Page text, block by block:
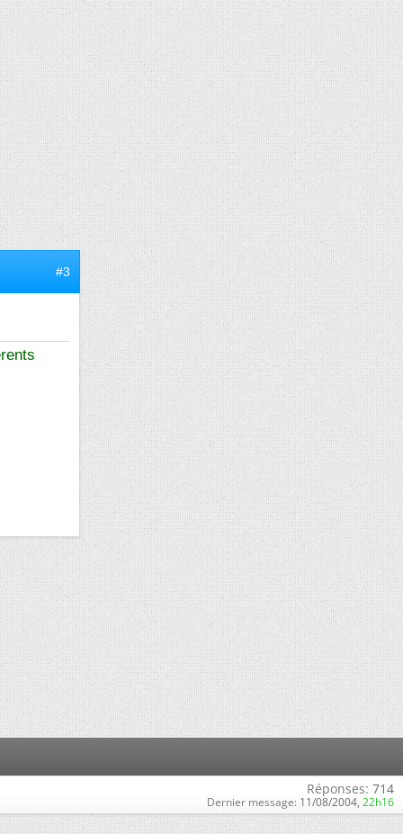
#3
Réponses: 714
Dernier message: 11/08/2004, 22h16